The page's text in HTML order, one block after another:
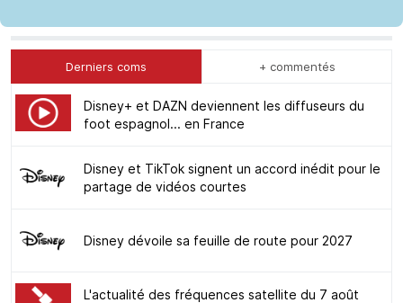
Derniers coms + commentés
Disney+ et DAZN deviennent les diffuseurs du
foot espagnol... en France
Disney et TikTok signent un accord inédit pour le
partage de vidéos courtes
Disney dévoile sa feuille de route pour 2027
L'actualité des fréquences satellite du 7 août